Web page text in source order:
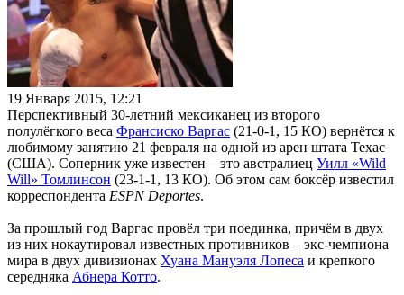
19 Января 2015, 12:21
Перспективный 30-летний мексиканец из второго
полулёгкого веса Франсиско Варгас (21-0-1, 15 КО) вернётся к
любимому занятию 21 февраля на одной из арен штата Техас
(США). Соперник уже известен – это австралиец Уилл «Wild
Will» Томлинсон (23-1-1, 13 КО). Об этом сам боксёр известил
корреспондента ESPN Deportes.
За прошлый год Варгас провёл три поединка, причём в двух
из них нокаутировал известных противников – экс-чемпиона
мира в двух дивизионах Хуана Мануэля Лопеса и крепкого
середняка Абнера Котто.